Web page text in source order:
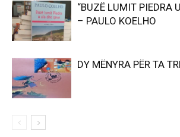
“BUZË LUMIT PIEDRA
– PAULO KOELHO
DY MËNYRA PËR TA